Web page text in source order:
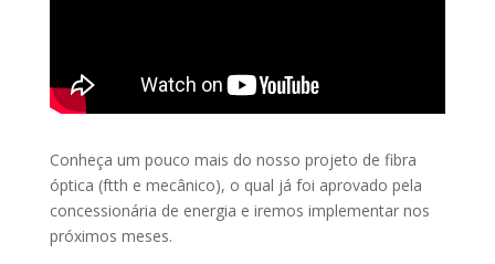
Conheça um pouco mais do nosso projeto de fibra
óptica (ftth e mecânico), o qual já foi aprovado pela
concessionária de energia e iremos implementar nos
próximos meses.